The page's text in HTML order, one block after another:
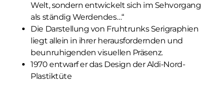
Welt, sondern entwickelt sich im Sehvorgang
als ständig Werdendes…“
Die Darstellung von Fruhtrunks Serigraphien
liegt allein in ihrer herausfordernden und
beunruhigenden visuellen Präsenz.
1970 entwarf er das Design der Aldi-Nord-
Plastiktüte